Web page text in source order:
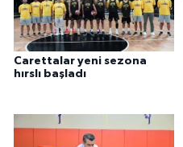
Carettalar yeni sezona
hırslı başladı